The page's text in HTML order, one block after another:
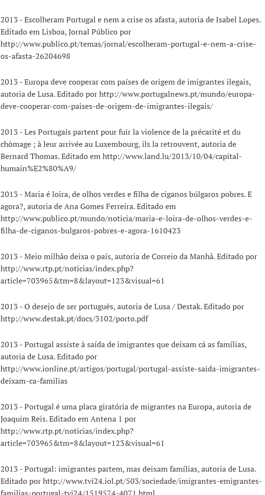
2013 - Escolheram Portugal e nem a crise os afasta, autoria de Isabel Lopes.
Editado em Lisboa, Jornal Público por
http://www.publico.pt/temas/jornal/escolheram-portugal-e-nem-a-crise-
os-afasta-26204698
2013 - Europa deve cooperar com países de origem de imigrantes ilegais,
autoria de Lusa. Editado por http://www.portugalnews.pt/mundo/europa-
deve-cooperar-com-paises-de-origem-de-imigrantes-ilegais/
2013 - Les Portugais partent pour fuir la violence de la précarité et du
chômage ; à leur arrivée au Luxembourg, ils la retrouvent, autoria de
Bernard Thomas. Editado em http://www.land.lu/2013/10/04/capital-
humain%E2%80%A9/
2013 - Maria é loira, de olhos verdes e filha de ciganos búlgaros pobres. E
agora?, autoria de Ana Gomes Ferreira. Editado em
http://www.publico.pt/mundo/noticia/maria-e-loira-de-olhos-verdes-e-
filha-de-ciganos-bulgaros-pobres-e-agora-1610423
2013 - Meio milhão deixa o país, autoria de Correio da Manhã. Editado por
http://www.rtp.pt/noticias/index.php?
article=703965&tm=8&layout=123&visual=61
2013 - O desejo de ser português, autoria de Lusa / Destak. Editado por
http://www.destak.pt/docs/3102/porto.pdf
2013 - Portugal assiste à saída de imigrantes que deixam cá as famílias,
autoria de Lusa. Editado por
http://www.ionline.pt/artigos/portugal/portugal-assiste-saida-imigrantes-
deixam-ca-familias
2013 - Portugal é uma placa giratória de migrantes na Europa, autoria de
Joaquim Reis. Editado em Antena 1 por
http://www.rtp.pt/noticias/index.php?
article=703965&tm=8&layout=123&visual=61
2013 - Portugal: imigrantes partem, mas deixam famílias, autoria de Lusa.
Editado por http://www.tvi24.iol.pt/503/sociedade/imigrantes-emigrantes-